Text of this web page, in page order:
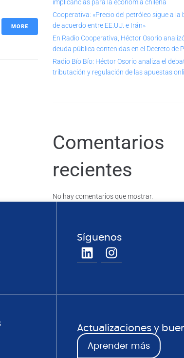
MORE
implicancias para la economía chilena
Cooperativa: «Precio del petróleo sigue a la
de acuerdo entre EE.UU. e Irán»
En Radio Cooperativa, Héctor Osorio
deuda pública contenidas en el Decreto de
Radio Bío Bío: Héctor Osorio analiza el
tributación y regulación de las apuestas
Comentarios
recientes
No hay comentarios que mostrar.
Síguenos
Actualizaciones y
Aprender más